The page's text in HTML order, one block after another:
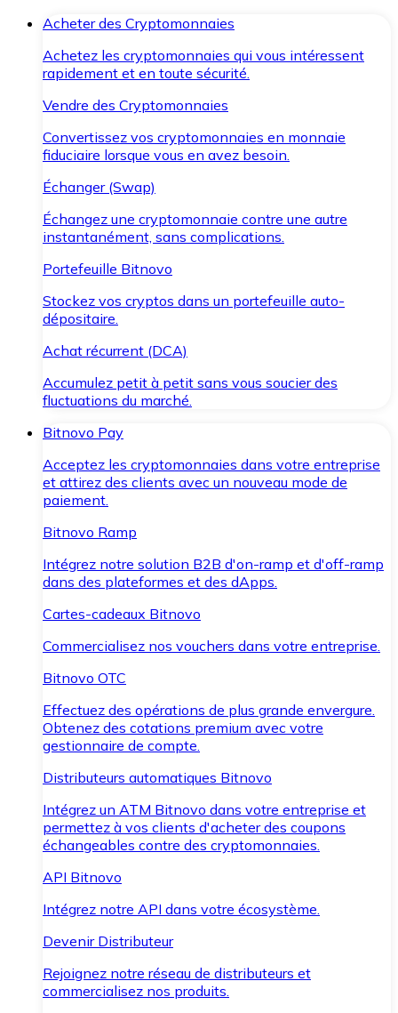
Acheter des Cryptomonnaies
Achetez les cryptomonnaies qui vous intéressent
rapidement et en toute sécurité.
Vendre des Cryptomonnaies
Convertissez vos cryptomonnaies en monnaie
fiduciaire lorsque vous en avez besoin.
Échanger (Swap)
Échangez une cryptomonnaie contre une autre
instantanément, sans complications.
Portefeuille Bitnovo
Stockez vos cryptos dans un portefeuille auto-
dépositaire.
Achat récurrent (DCA)
Accumulez petit à petit sans vous soucier des
fluctuations du marché.
Bitnovo Pay
Acceptez les cryptomonnaies dans votre entreprise
et attirez des clients avec un nouveau mode de
paiement.
Bitnovo Ramp
Intégrez notre solution B2B d'on-ramp et d'off-ramp
dans des plateformes et des dApps.
Cartes-cadeaux Bitnovo
Commercialisez nos vouchers dans votre entreprise.
Bitnovo OTC
Effectuez des opérations de plus grande envergure.
Obtenez des cotations premium avec votre
gestionnaire de compte.
Distributeurs automatiques Bitnovo
Intégrez un ATM Bitnovo dans votre entreprise et
permettez à vos clients d'acheter des coupons
échangeables contre des cryptomonnaies.
API Bitnovo
Intégrez notre API dans votre écosystème.
Devenir Distributeur
Rejoignez notre réseau de distributeurs et
commercialisez nos produits.